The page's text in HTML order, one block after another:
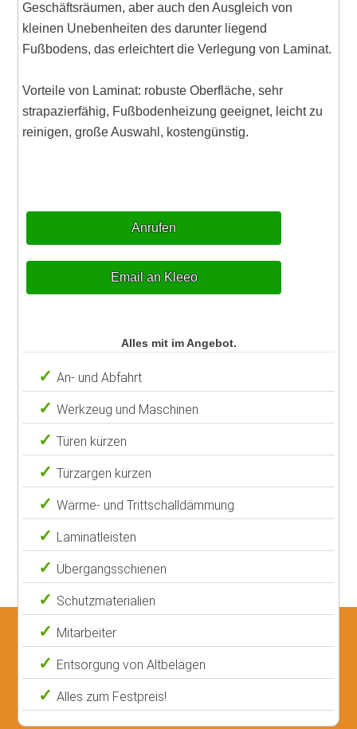
Geschäftsräumen, aber auch den Ausgleich von
kleinen Unebenheiten des darunter liegend
Fußbodens, das erleichtert die Verlegung von Laminat.
Vorteile von Laminat: robuste Oberfläche, sehr
strapazierfähig, Fußbodenheizung geeignet, leicht zu
reinigen, große Auswahl, kostengünstig.
Anrufen
Email an Kleeo
Alles mit im Angebot.
An- und Abfahrt
Werkzeug und Maschinen
Türen kürzen
Türzargen kürzen
Wärme- und Trittschalldämmung
Laminatleisten
Übergangsschienen
Schutzmaterialien
Mitarbeiter
Entsorgung von Altbelägen
Alles zum Festpreis!